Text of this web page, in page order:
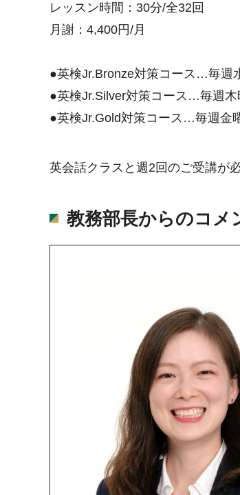
レッスン時間：30分/全32回
月謝：4,400円/月
●英検Jr.Bronze対策コース…毎週
●英検Jr.Silver対策コース…毎週木
●英検Jr.Gold対策コース…毎週金
英会話クラスと週2回のご受講が必
教務部長からのコメ